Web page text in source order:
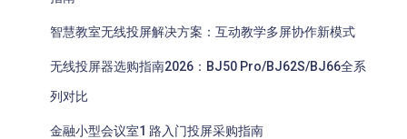
智慧教室无线投屏解决方案：互动教学多屏协作新模式
无线投屏器选购指南2026：BJ50 Pro/BJ62S/BJ66全系
列对比
金融小型会议室1 路入门投屏采购指南